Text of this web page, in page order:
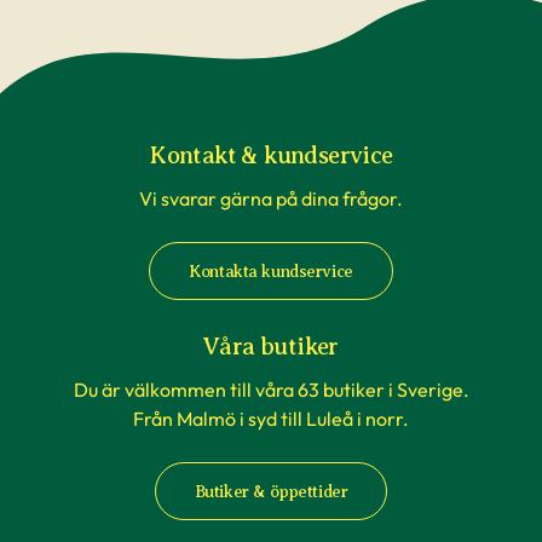
påverkade av temperaturförändringar under
transport är inte underlag för reklamation. Om
du beställer till en av våra butiker, sköts detta av
rådande väderförhållanden.
När du köper häckväxter - före
plantering
Att förbereda grävningen är att rekommendera,
men tänk på att inte boka markanläggare,
hyrsläp eller andra tjänster kopplat till själva
planteringen innan du vet säkert att
häckplantorna är på plats hemma. Våra
leveranstider kan komma att ändras när du
exempelvis förbokat häckplantor långt i förväg.
Kontakt & kundservice
Vi svarar gärna på dina frågor.
Kontakta kundservice
Våra butiker
Du är välkommen till våra 63 butiker i Sverige.
Från Malmö i syd till Luleå i norr.
Butiker & öppettider